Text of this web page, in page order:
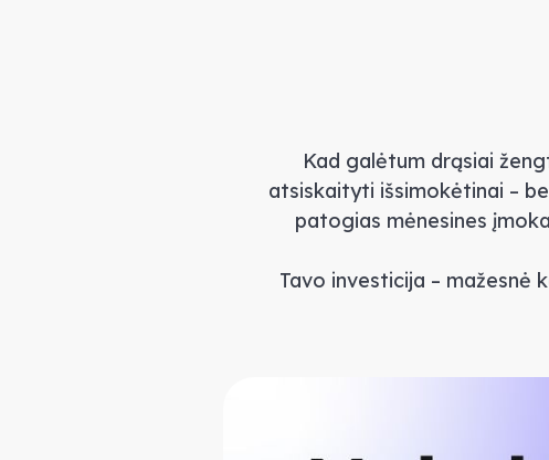
Kad galėtum drąsiai
atsiskaityti išsimokėtinai –
patogias mėnesines
Tavo investicija – mažesnė